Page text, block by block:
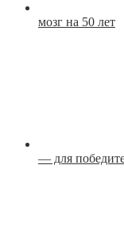
мозг на 50 лет
— для